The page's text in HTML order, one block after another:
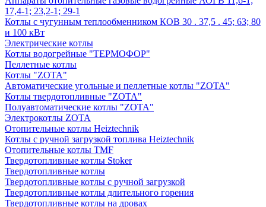
17,4-1; 23,2-1; 29-1
Котлы с чугунным теплообменником КОВ 30 . 37,5 . 45; 63; 80
и 100 кВт
Электрические котлы
Котлы водогрейные "ТЕРМОФОР"
Пеллетные котлы
Котлы "ZOTA"
Автоматические угольные и пеллетные котлы "ZOTA"
Котлы твердотопливные "ZOTA"
Полуавтоматические котлы "ZOTA"
Электрокотлы ZOTA
Отопительные котлы Heiztechnik
Котлы с ручной загрузкой топлива Heiztechnik
Отопительные котлы TMF
Твердотопливные котлы Stoker
Твердотопливные котлы
Твердотопливные котлы с ручной загрузкой
Твердотопливные котлы длительного горения
Твердотопливные котлы на дровах